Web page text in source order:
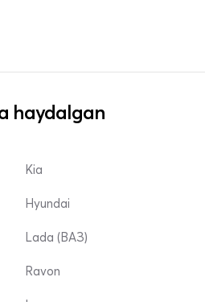
haydalgan
Kia
Hyundai
Lada (ВАЗ)
Ravon